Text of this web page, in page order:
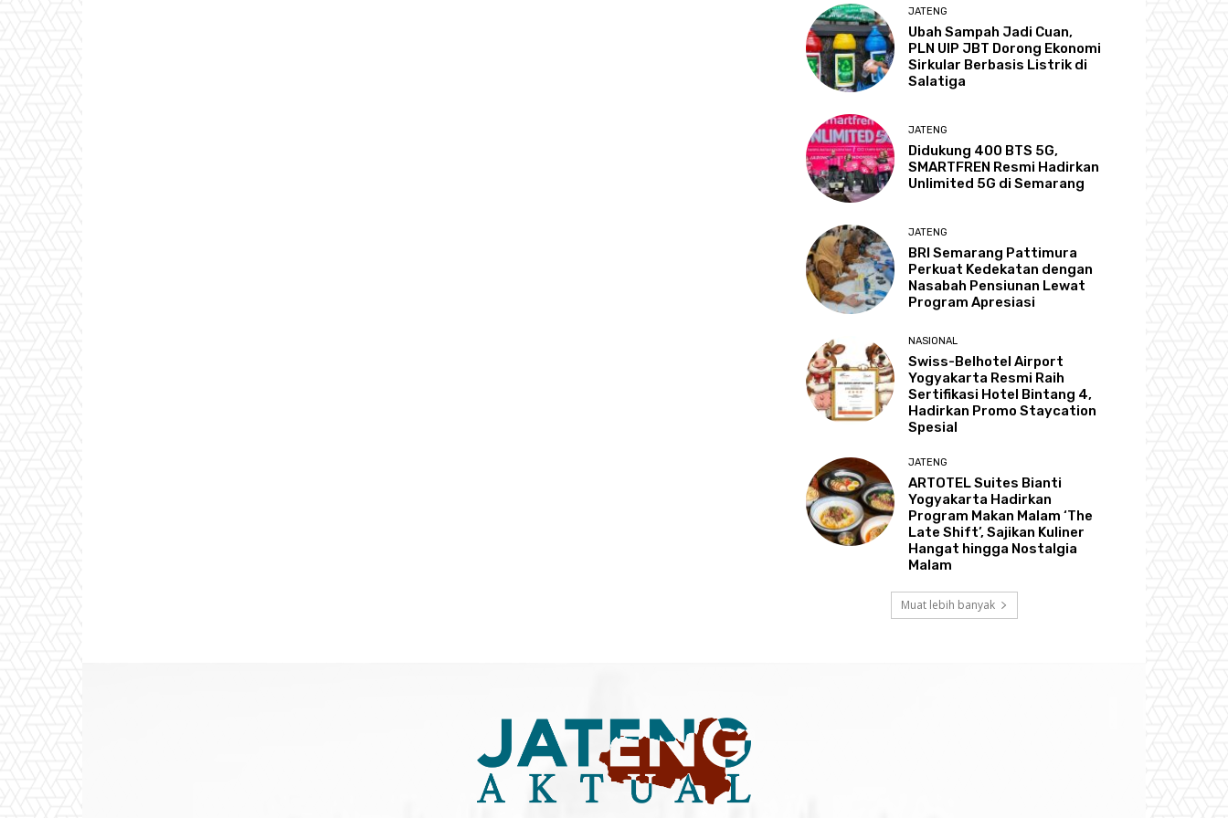
JATENG
Ubah Sampah Jadi Cuan,
PLN UIP JBT Dorong Ekonomi
Sirkular Berbasis Listrik di
Salatiga
JATENG
Didukung 400 BTS 5G,
SMARTFREN Resmi Hadirkan
Unlimited 5G di Semarang
JATENG
BRI Semarang Pattimura
Perkuat Kedekatan dengan
Nasabah Pensiunan Lewat
Program Apresiasi
NASIONAL
Swiss-Belhotel Airport
Yogyakarta Resmi Raih
Sertifikasi Hotel Bintang 4,
Hadirkan Promo Staycation
Spesial
JATENG
ARTOTEL Suites Bianti
Yogyakarta Hadirkan
Program Makan Malam ‘The
Late Shift’, Sajikan Kuliner
Hangat hingga Nostalgia
Malam
Muat lebih banyak